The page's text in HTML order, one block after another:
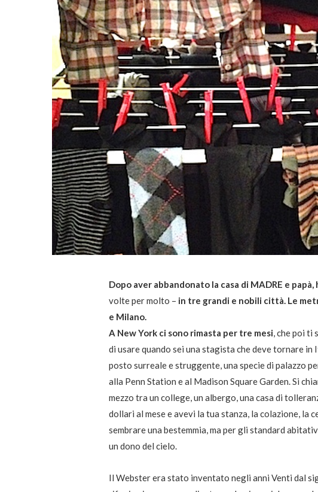
Dopo aver abbandonato la casa di MADRE e
volte per molto – in tre grandi e nobili città. Le
e Milano.
A New York ci sono rimasta per tre mesi, che poi ti
di usare quando sei una stagista che deve tornare
posto surreale e struggente, una specie di palazzo
alla Penn Station e al Madison Square Garden. Si
mezzo tra un college, un albergo, una casa di
dollari al mese e avevi la tua stanza, la colazione, la
sembrare una bestemmia, ma per gli standard
un dono del cielo.
Il Webster era stato inventato negli anni Venti dal